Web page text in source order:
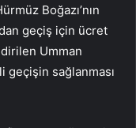
Boğazı’nın
geçiş için ücret
Umman
geçişin sağlanması